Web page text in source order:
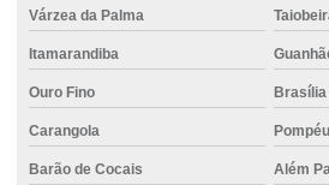
Concreto convencional
Concreto em divinopolis
Concreto dosado
Várzea da Palma
Itamarandiba
Ouro Fino Brasília
Carangola Pompéu
Barão de Cocais Além